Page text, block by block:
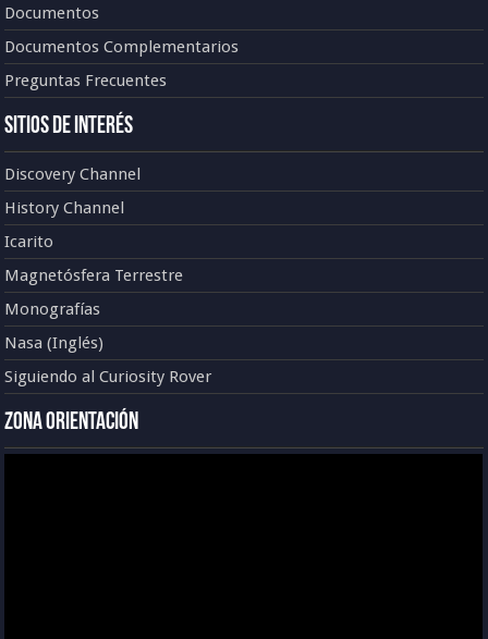
Documentos
Documentos Complementarios
Preguntas Frecuentes
Sitios de Interés
Discovery Channel
History Channel
Icarito
Magnetósfera Terrestre
Monografías
Nasa (Inglés)
Siguiendo al Curiosity Rover
Zona Orientación